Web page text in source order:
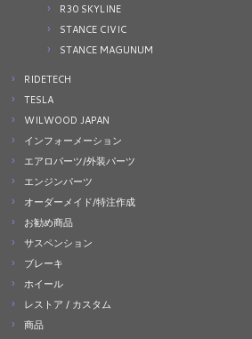
R30 SKYLINE
STANCE CIVIC
STANCE MAGUNUM
RIDETECH
TESLA
WILWOOD JAPAN
インフォーメーション
エアロパーツ/外装パーツ
エンジンパーツ
オーダーメイド/特注作成
お勧め商品
サスペンション
ブレーキ
ホイール
レストア / カスタム
商品